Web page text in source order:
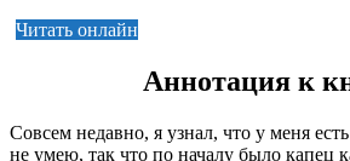
Читать онлайн
Аннотация к
Совсем недавно, я узнал, что у меня
не умею, так что по началу было капец